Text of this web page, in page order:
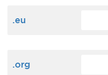
.eu
.org